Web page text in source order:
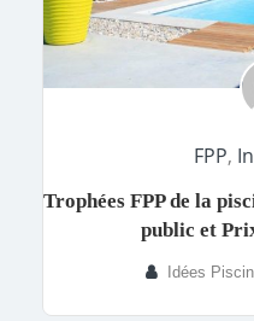
FPP,
Trophées FPP de la
public et
Idées